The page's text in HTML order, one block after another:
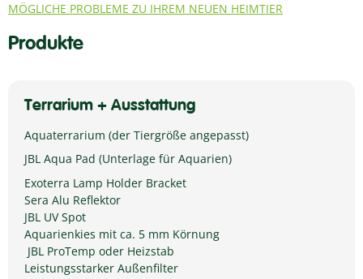
MÖGLICHE PROBLEME ZU IHREM NEUEN HEIMTIER
Produkte
Terrarium + Ausstattung
Aquaterrarium (der Tiergröße angepasst)
JBL Aqua Pad (Unterlage für Aquarien)
Exoterra Lamp Holder Bracket
Sera Alu Reflektor
JBL UV Spot
Aquarienkies mit ca. 5 mm Körnung
JBL ProTemp oder Heizstab
Leistungsstarker Außenfilter